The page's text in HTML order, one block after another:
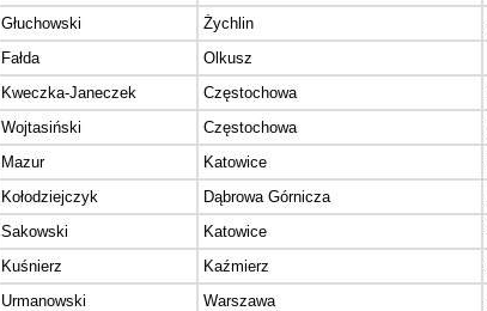
Głuchowski Żychlin
Fałda
Olkusz
Kweczka-Janeczek Częstochowa
Wojtasiński Częstochowa
Mazur Katowice
Kołodziejczyk Dąbrowa Górnicza
Sakowski Katowice
Kuśnierz Kaźmierz
Urmanowski Warszawa